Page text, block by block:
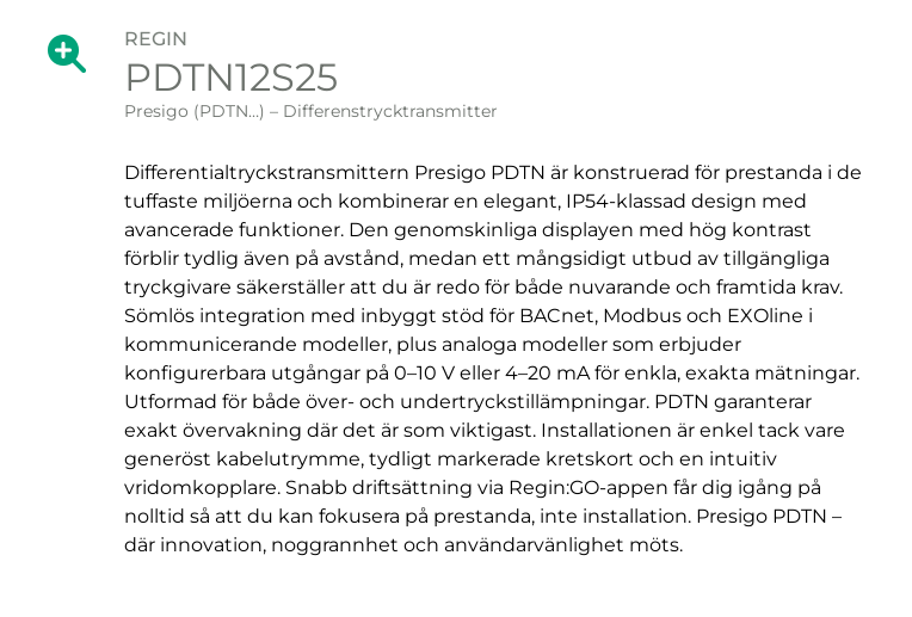
Visa förstoring av bilden.
Visa förstoring av bilden.
REGIN
PDTN12S25
Presigo (PDTN…) – Differenstrycktransmitter
Differentialtryckstransmittern Presigo PDTN är konstruerad för prestanda i de
tuffaste miljöerna och kombinerar en elegant, IP54-klassad design med
avancerade funktioner. Den genomskinliga displayen med hög kontrast
förblir tydlig även på avstånd, medan ett mångsidigt utbud av tillgängliga
tryckgivare säkerställer att du är redo för både nuvarande och framtida krav.
Sömlös integration med inbyggt stöd för BACnet, Modbus och EXOline i
kommunicerande modeller, plus analoga modeller som erbjuder
konfigurerbara utgångar på 0–10 V eller 4–20 mA för enkla, exakta mätningar.
Utformad för både över- och undertryckstillämpningar. PDTN garanterar
exakt övervakning där det är som viktigast. Installationen är enkel tack vare
generöst kabelutrymme, tydligt markerade kretskort och en intuitiv
vridomkopplare. Snabb driftsättning via Regin:GO-appen får dig igång på
nolltid så att du kan fokusera på prestanda, inte installation. Presigo PDTN –
där innovation, noggrannhet och användarvänlighet möts.